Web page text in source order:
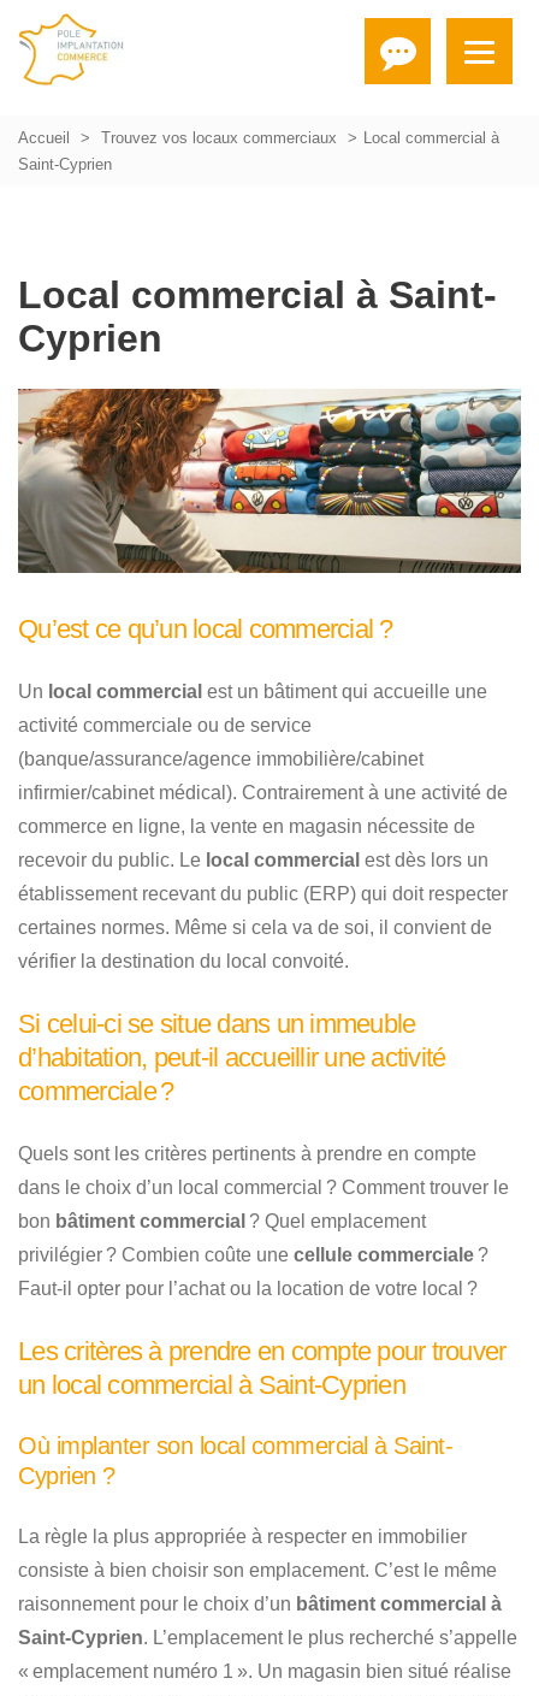
Accueil Trouvez vos locaux commerciaux
Local commercial à
Saint-Cyprien
Local commercial à Saint-
Cyprien
Qu’est ce qu’un local commercial ?
Un local commercial est un bâtiment qui accueille une
activité commerciale ou de service
(banque/assurance/agence immobilière/cabinet
infirmier/cabinet médical). Contrairement à une activité de
commerce en ligne, la vente en magasin nécessite de
recevoir du public. Le local commercial est dès lors un
établissement recevant du public (ERP) qui doit respecter
certaines normes. Même si cela va de soi, il convient de
vérifier la destination du local convoité.
Si celui-ci se situe dans un immeuble
d’habitation, peut-il accueillir une activité
commerciale ?
Quels sont les critères pertinents à prendre en compte
dans le choix d’un local commercial ? Comment trouver le
bon bâtiment commercial ? Quel emplacement
privilégier ? Combien coûte une cellule commerciale ?
Faut-il opter pour l’achat ou la location de votre local ?
Les critères à prendre en compte pour trouver
un local commercial à Saint-Cyprien
Où implanter son local commercial à Saint-
Cyprien ?
La règle la plus appropriée à respecter en immobilier
consiste à bien choisir son emplacement. C’est le même
raisonnement pour le choix d’un bâtiment commercial à
Saint-Cyprien. L’emplacement le plus recherché s’appelle
« emplacement numéro 1 ». Un magasin bien situé réalise